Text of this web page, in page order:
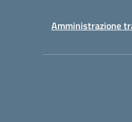
Amministrazione